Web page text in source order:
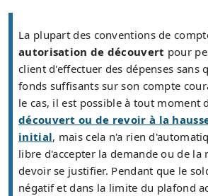
La plupart des conventions de
autorisation de découvert pour
client d'effectuer des dépenses sans
fonds suffisants sur son compte
le cas, il est possible à tout moment
découvert ou de revoir à la
initial, mais cela n'a rien
libre d'accepter la demande ou de la
devoir se justifier. Pendant que le
négatif et dans la limite du plafond